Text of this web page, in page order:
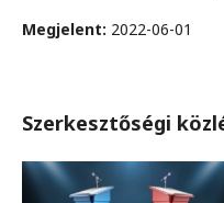
Megjelent: 2022-06-01
Szerkesztőségi